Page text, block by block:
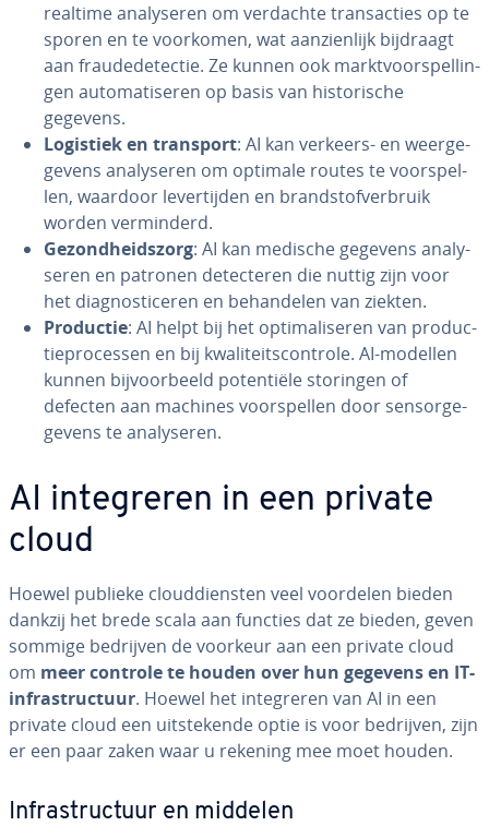
realtime ana­ly­se­ren om verdachte trans­ac­ties op te
sporen en te voorkomen, wat aan­zien­lijk bijdraagt
aan frau­de­de­tec­tie. Ze kunnen ook markt­voor­spel­lin­
gen au­to­ma­ti­se­ren op basis van his­to­ri­sche
gegevens.
Logistiek en transport: AI kan verkeers- en weer­ge­
ge­vens ana­ly­se­ren om optimale routes te voor­spel­
len, waardoor le­ver­tij­den en brand­stof­ver­bruik
worden ver­min­derd.
Ge­zond­heids­zorg: AI kan medische gegevens ana­ly­
se­ren en patronen de­tec­te­ren die nuttig zijn voor
het dia­gnos­ti­ce­ren en be­han­de­len van ziekten.
Productie: AI helpt bij het op­ti­ma­li­se­ren van pro­duc­
tie­pro­ces­sen en bij kwa­li­teits­con­tro­le. AI-modellen
kunnen bij­voor­beeld po­ten­ti­ë­le storingen of
defecten aan machines voor­spel­len door sensor­ge­
ge­vens te ana­ly­se­ren.
AI in­te­gre­ren in een private
cloud
Hoewel publieke cloud­dien­sten veel voordelen bieden
dankzij het brede scala aan functies dat ze bieden, geven
sommige bedrijven de voorkeur aan een private cloud
om meer controle te houden over hun gegevens en IT-
in­fra­struc­tuur. Hoewel het in­te­gre­ren van AI in een
private cloud een uit­ste­ken­de optie is voor bedrijven, zijn
er een paar zaken waar u rekening mee moet houden.
In­fra­struc­tuur en middelen